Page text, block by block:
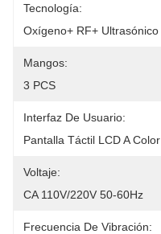
Tecnología:
Oxígeno+ RF+ Ultrasónico
Mangos:
3 PCS
Interfaz De Usuario:
Pantalla Táctil LCD A Color
Voltaje:
CA 110V/220V 50-60Hz
Frecuencia De Vibración: